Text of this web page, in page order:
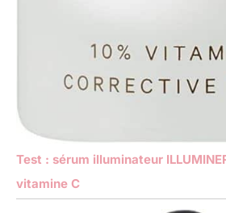
Test : sérum illuminateur
vitamine C